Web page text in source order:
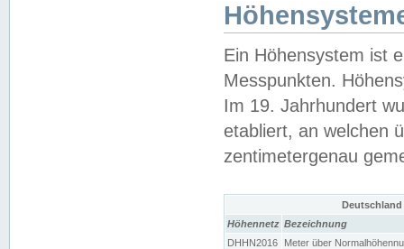
Ein Höhensystem ist
Messpunkten.
Im 19. Jahrhundert
etabliert, an welchen
zentimetergenau
Höhennetz Bezeichnung
DHHN2016
Meter über